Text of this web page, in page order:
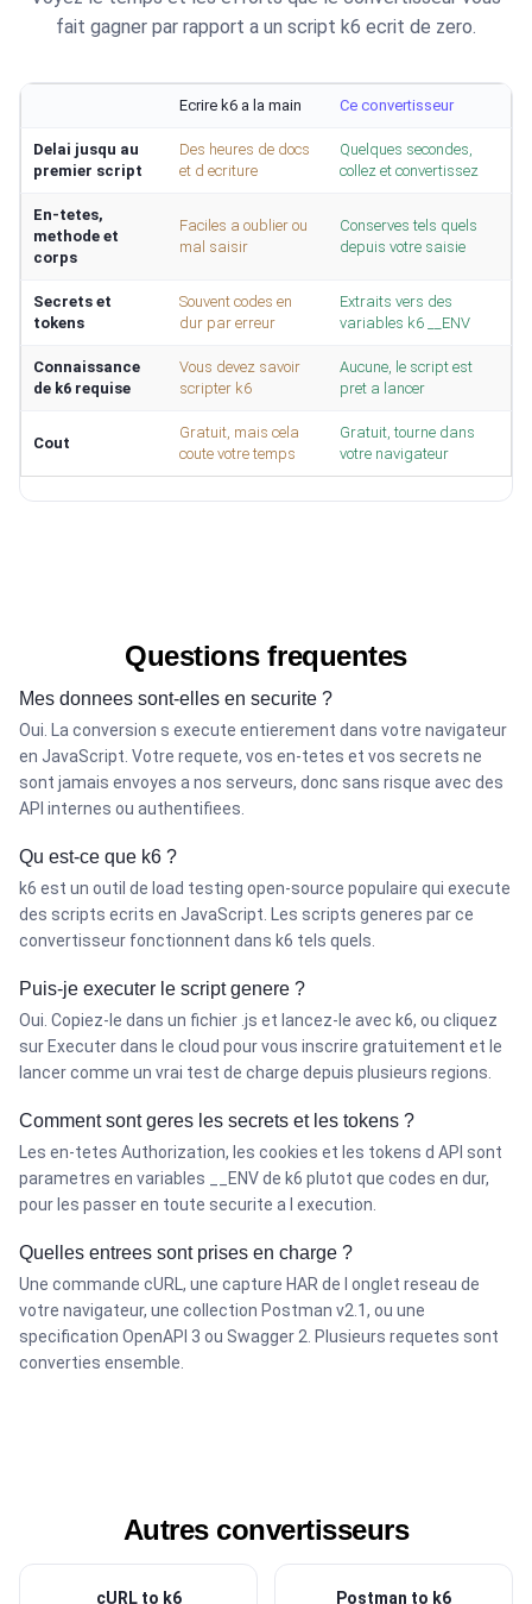
fait gagner par rapport a un script k6 ecrit de zero.
Ecrire k6 a la main Ce convertisseur
Delai jusqu au
premier script
Des heures de docs
et d ecriture
Quelques secondes,
collez et convertissez
En-tetes,
methode et
corps
Faciles a oublier ou
mal saisir
Conserves tels quels
depuis votre saisie
Secrets et
tokens
Souvent codes en
dur par erreur
Extraits vers des
variables k6 __ENV
Connaissance
de k6 requise
Vous devez savoir
scripter k6
Aucune, le script est
pret a lancer
Cout
Gratuit, mais cela
coute votre temps
Gratuit, tourne dans
votre navigateur
Questions frequentes
Mes donnees sont-elles en securite ?
Oui. La conversion s execute entierement dans votre navigateur
en JavaScript. Votre requete, vos en-tetes et vos secrets ne
sont jamais envoyes a nos serveurs, donc sans risque avec des
API internes ou authentifiees.
Qu est-ce que k6 ?
k6 est un outil de load testing open-source populaire qui execute
des scripts ecrits en JavaScript. Les scripts generes par ce
convertisseur fonctionnent dans k6 tels quels.
Puis-je executer le script genere ?
Oui. Copiez-le dans un fichier .js et lancez-le avec k6, ou cliquez
sur Executer dans le cloud pour vous inscrire gratuitement et le
lancer comme un vrai test de charge depuis plusieurs regions.
Comment sont geres les secrets et les tokens ?
Les en-tetes Authorization, les cookies et les tokens d API sont
parametres en variables __ENV de k6 plutot que codes en dur,
pour les passer en toute securite a l execution.
Quelles entrees sont prises en charge ?
Une commande cURL, une capture HAR de l onglet reseau de
votre navigateur, une collection Postman v2.1, ou une
specification OpenAPI 3 ou Swagger 2. Plusieurs requetes sont
converties ensemble.
Autres convertisseurs
cURL to k6 Postman to k6